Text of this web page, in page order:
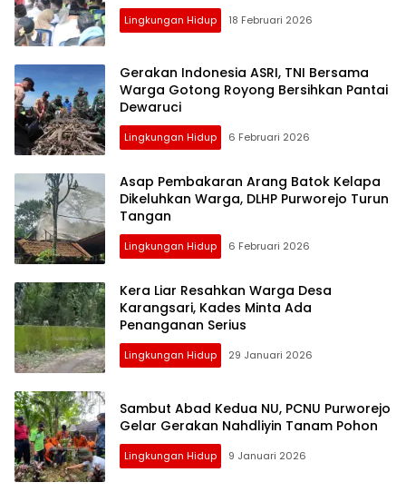
Lingkungan Hidup 18 Februari 2026
Gerakan Indonesia ASRI, TNI Bersama
Warga Gotong Royong Bersihkan Pantai
Dewaruci
Lingkungan Hidup 6 Februari 2026
Asap Pembakaran Arang Batok Kelapa
Dikeluhkan Warga, DLHP Purworejo Turun
Tangan
Lingkungan Hidup 6 Februari 2026
Kera Liar Resahkan Warga Desa
Karangsari, Kades Minta Ada
Penanganan Serius
Lingkungan Hidup 29 Januari 2026
Sambut Abad Kedua NU, PCNU Purworejo
Gelar Gerakan Nahdliyin Tanam Pohon
Lingkungan Hidup 9 Januari 2026